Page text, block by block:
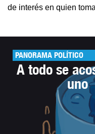
de interés en quien
PANORAMA POLÍTICO
A todo se
uno